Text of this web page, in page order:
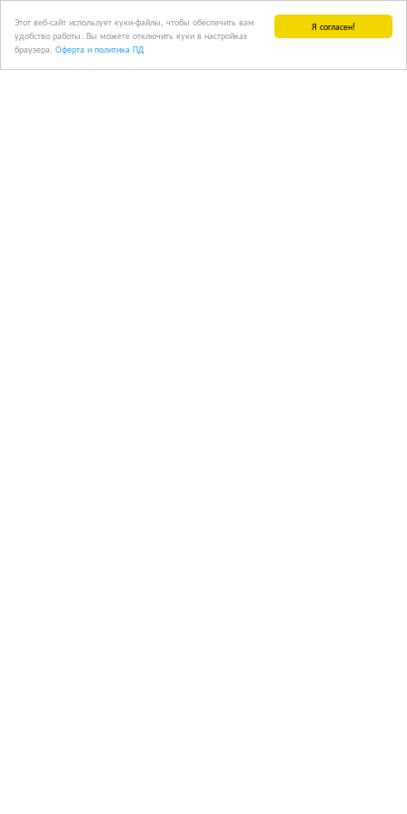
Я согласен!
Этот веб-сайт использует куки-файлы, чтобы обеспечить вам
удобство работы. Вы можете отключить куки в настройках
браузера. Оферта и политика ПД